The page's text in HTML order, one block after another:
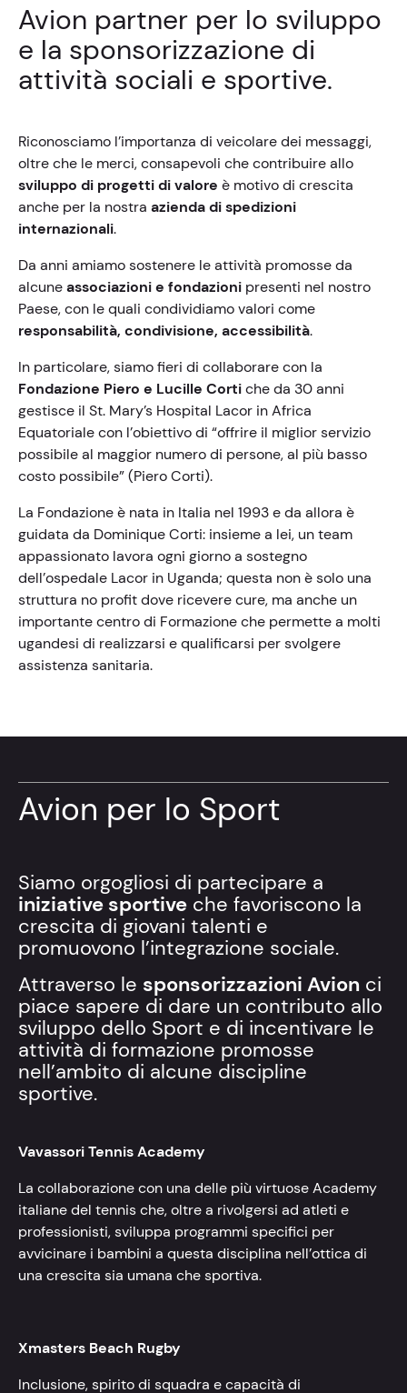
Avion partner per lo sviluppo
e la sponsorizzazione di
attività sociali e sportive.
Riconosciamo l’importanza di veicolare dei messaggi,
oltre che le merci, consapevoli che contribuire allo
sviluppo di progetti di valore è motivo di crescita
anche per la nostra azienda di spedizioni
internazionali.
Da anni amiamo sostenere le attività promosse da
alcuneassociazioni e fondazioni presenti nel nostro
Paese, con le quali condividiamo valori come
responsabilità, condivisione, accessibilità.
In particolare, siamo fieri di collaborare con la
Fondazione Piero e Lucille Cortiche da 30 anni
gestisce il St. Mary’s Hospital Lacor in Africa
Equatoriale con l’obiettivo di “offrire il miglior servizio
possibile al maggior numero di persone, al più basso
costo possibile” (Piero Corti).
La Fondazione è nata in Italia nel 1993 e da allora è
guidata da Dominique Corti: insieme a lei, un team
appassionato lavora ogni giorno a sostegno
dell’ospedale Lacor in Uganda; questa non è solo una
struttura no profit dove ricevere cure, ma anche un
importante centro di Formazione che permette a molti
ugandesi di realizzarsi e qualificarsi per svolgere
assistenza sanitaria.
Avion per lo Sport
Siamo orgogliosi di partecipare a
iniziative sportive che favoriscono la
crescita di giovani talenti e
promuovono l’integrazione sociale.
Attraverso le sponsorizzazioni Avion ci
piace sapere di dare un contributo allo
sviluppo dello Sport e di incentivare le
attività di formazione promosse
nell’ambito di alcune discipline
sportive.
Vavassori Tennis Academy
La collaborazione con una delle più virtuose Academy
italiane del tennis che, oltre a rivolgersi ad atleti e
professionisti, sviluppa programmi specifici per
avvicinare i bambini a questa disciplina nell’ottica di
una crescita sia umana che sportiva.
Xmasters Beach Rugby
Inclusione, spirito di squadra e capacità di